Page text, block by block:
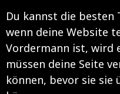
Du kannst die besten
wenn deine Website
Vordermann ist, wird
müssen deine Seite
können, bevor sie